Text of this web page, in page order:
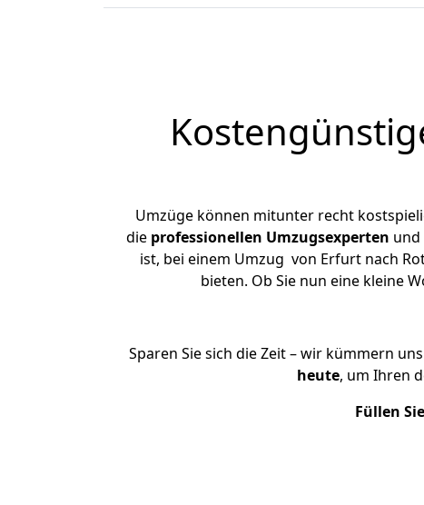
Umzüge können mitunter recht
die professionellen Umzugsexperten und
ist, bei einem Umzug von Erfurt nach
bieten. Ob Sie nun eine kleine
Sparen Sie sich die Zeit – wir kümmern
heute, um Ihren
Füllen